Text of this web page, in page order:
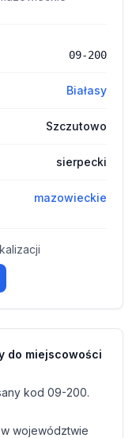
09-200
Białasy
Szczutowo
sierpecki
mazowieckie
do miejscowości
kod 09-200.
województwie